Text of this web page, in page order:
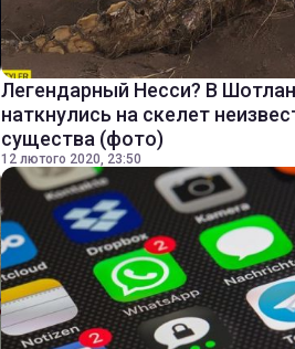
Легендарный Несси? В
наткнулись на скелет
существа (фото)
12 лютого 2020, 23:50